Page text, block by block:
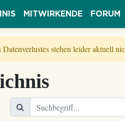
MITWIRKENDE FORUM
stehen leider aktuell